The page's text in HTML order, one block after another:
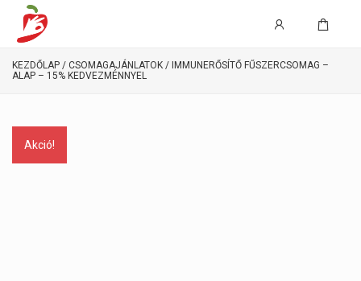
KEZDŐLAP / CSOMAGAJÁNLATOK / IMMUNERŐSÍTŐ FŰSZERCSOMAG –
ALAP – 15% KEDVEZMÉNNYEL
Akció!